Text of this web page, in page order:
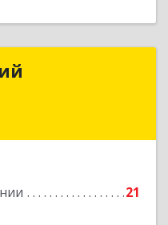
21
Юрий
Подробнее